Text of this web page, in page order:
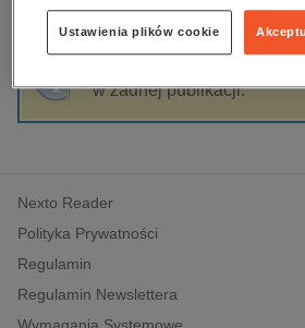
dzienniki
edukacja
hobby, sport, rozrywka
komputery, internet,
polityka, społeczno-
psychologiczne
inne
popularno-naukowe
Sortowanie
w żadnej publikacji.
Nexto Reader
Polityka Prywatności
Regulamin
Regulamin Newslettera
Ustawienia plików cookie